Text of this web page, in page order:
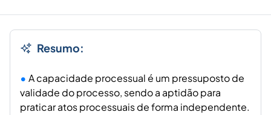
Resumo:
A capacidade processual é um pressuposto de
validade do processo, sendo a aptidão para
praticar atos processuais de forma independente.